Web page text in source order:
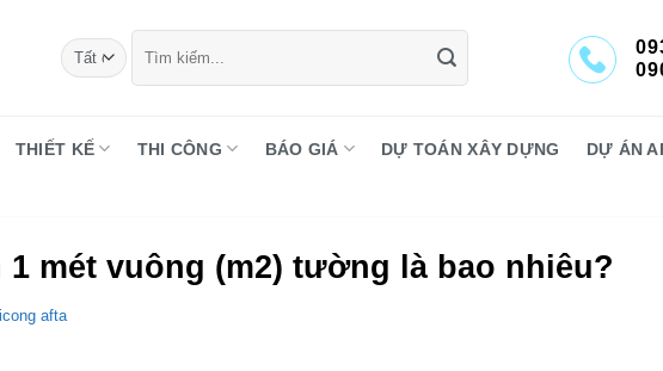
kiếm:
THIẾT KẾ THI CÔNG BÁO GIÁ DỰ TOÁN XÂY DỰNG DỰ ÁN
mét vuông (m2) tường là bao nhiêu?
afta